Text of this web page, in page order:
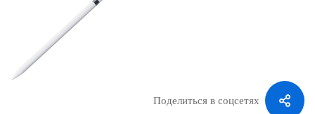
key-
feature-
Поделиться в соцсетях